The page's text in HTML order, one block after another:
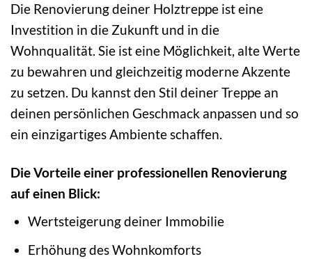
Die Renovierung deiner Holztreppe ist eine
Investition in die Zukunft und in die
Wohnqualität. Sie ist eine Möglichkeit, alte Werte
zu bewahren und gleichzeitig moderne Akzente
zu setzen. Du kannst den Stil deiner Treppe an
deinen persönlichen Geschmack anpassen und so
ein einzigartiges Ambiente schaffen.
Die Vorteile einer professionellen Renovierung
auf einen Blick:
Wertsteigerung deiner Immobilie
Erhöhung des Wohnkomforts